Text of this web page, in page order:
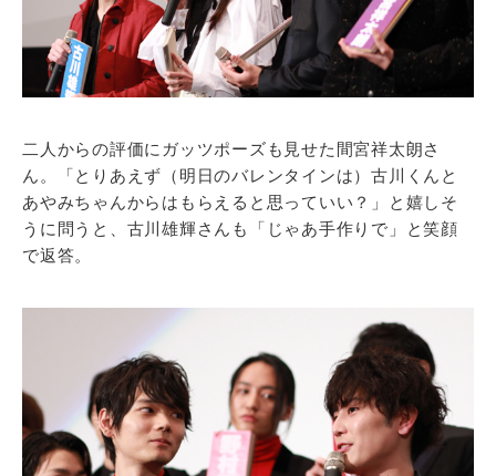
二人からの評価にガッツポーズも見せた間宮祥太朗さ
ん。「とりあえず（明日のバレンタインは）古川くんと
あやみちゃんからはもらえると思っていい？」と嬉しそ
うに問うと、古川雄輝さんも「じゃあ手作りで」と笑顔
で返答。